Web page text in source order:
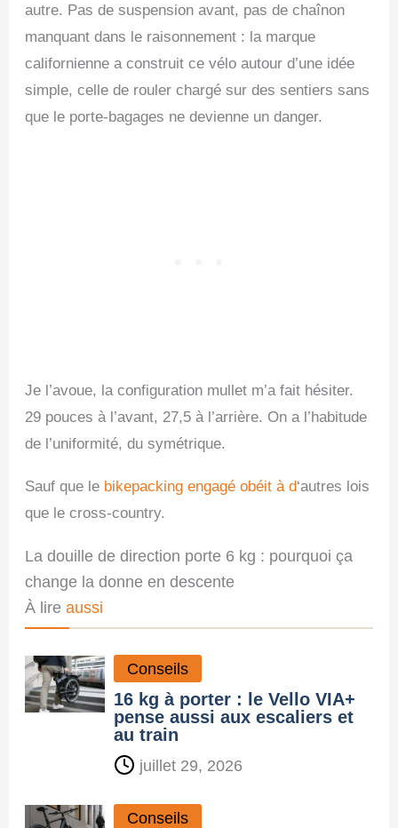
autre. Pas de suspension avant, pas de chaînon
manquant dans le raisonnement : la marque
californienne a construit ce vélo autour d’une idée
simple, celle de rouler chargé sur des sentiers sans
que le porte-bagages ne devienne un danger.
Je l’avoue, la configuration mullet m’a fait hésiter.
29 pouces à l’avant, 27,5 à l’arrière. On a l’habitude
de l’uniformité, du symétrique.
Sauf que le bikepacking engagé obéit à d‘autres lois
que le cross-country.
La douille de direction porte 6 kg : pourquoi ça
change la donne en descente
À lireaussi
Conseils
16 kg à porter : le Vello VIA+
pense aussi aux escaliers et
au train
juillet 29, 2026
Conseils